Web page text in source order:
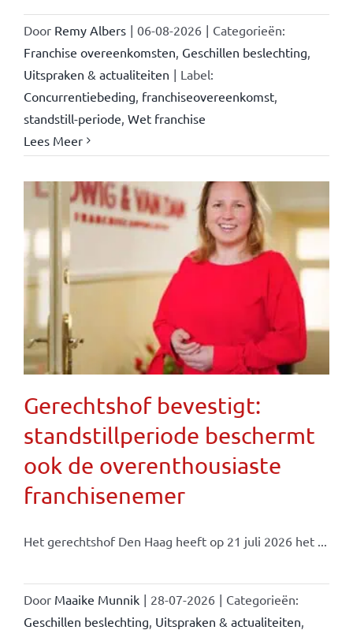
Door Remy Albers | 06-08-2026 | Categorieën:
Franchise overeenkomsten Geschillen beslechting
Uitspraken & actualiteiten | Label:
Concurrentiebeding franchiseovereenkomst,
standstill-periode Wet franchise
Lees Meer
Gerechtshof bevestigt:
standstillperiode beschermt
ook de overenthousiaste
franchisenemer
Het gerechtshof Den Haag heeft op 21 juli 2026 het ...
Door Maaike Munnik | 28-07-2026 | Categorieën:
Geschillen beslechting Uitspraken & actualiteiten